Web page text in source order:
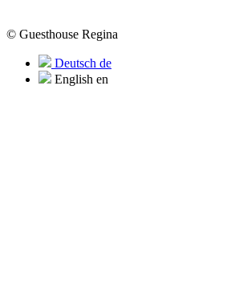
© Guesthouse Regina
Deutsch de
English en